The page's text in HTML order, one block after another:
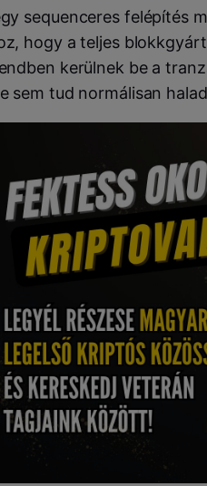
sequenceres felépítés
hogy a teljes
kerülnek be a
sem tud normálisan